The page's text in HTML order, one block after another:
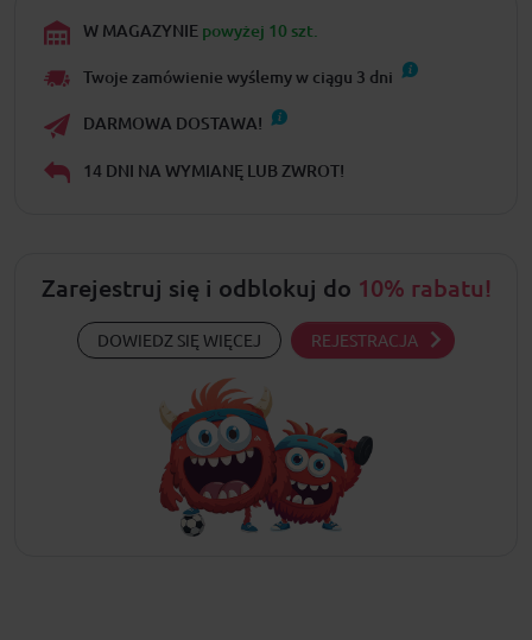
W MAGAZYNIE powyżej 10 szt.
Twoje zamówienie wyślemy w ciągu 3 dni
DARMOWA DOSTAWA!
14 DNI NA WYMIANĘ LUB ZWROT!
Zarejestruj się i odblokuj do 10% rabatu!
DOWIEDZ SIĘ WIĘCEJ REJESTRACJA